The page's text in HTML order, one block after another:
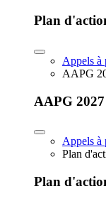
Plan
Appels à
AAPG
AAPG 2027
Appels à
Plan
Plan